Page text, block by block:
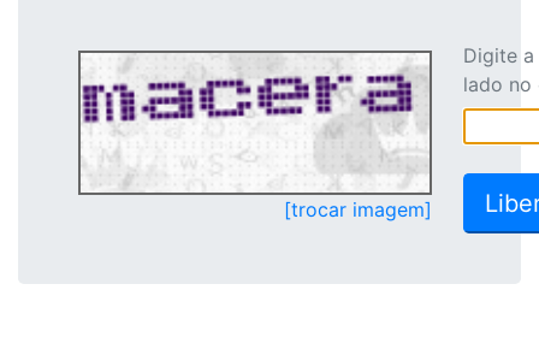
[trocar imagem]
Digite
lado no